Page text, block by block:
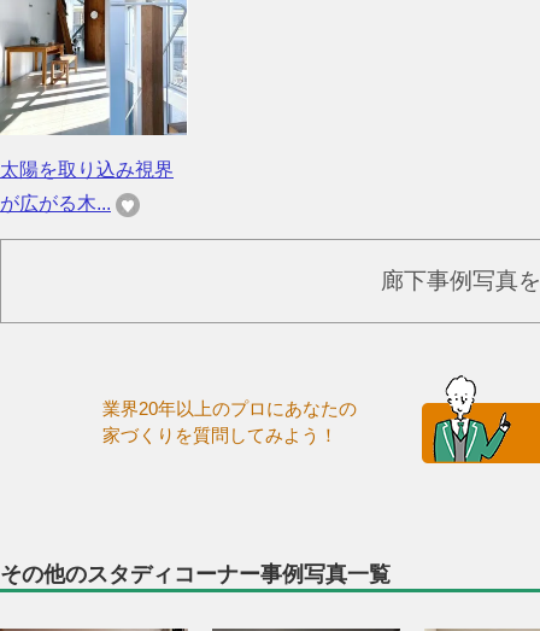
太陽を取り込み視界
が広がる木...
廊下事例写真
業界20年以上のプロにあなたの
家づくりを質問してみよう！
その他のスタディコーナー事例写真一覧